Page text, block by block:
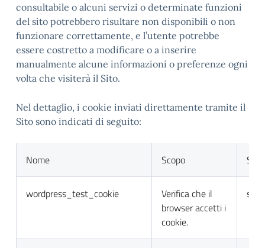
consultabile o alcuni servizi o determinate funzioni
del sito potrebbero risultare non disponibili o non
funzionare correttamente, e l’utente potrebbe
essere costretto a modificare o a inserire
manualmente alcune informazioni o preferenze ogni
volta che visiterà il Sito.
Nel dettaglio, i cookie inviati direttamente tramite il
Sito sono indicati di seguito:
Nome Scopo
wordpress_test_cookie
Verifica che il
browser accetti i
cookie.